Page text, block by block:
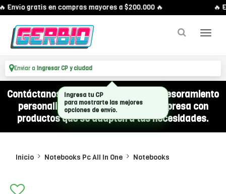
Envío gratis en compras mayores a $200.000 🔥 🔥
Enviar a Ingresar CP y ciudad
Contáctanos por WhatsApp y recibí asesoramiento
personalizado para equipar a tu empresa con
productos que se adapten a tus necesidades.
Inicio Notebooks Pc All In One Notebooks
Ingresa tu CP
para mostrarte las mejores
opciones de envío.